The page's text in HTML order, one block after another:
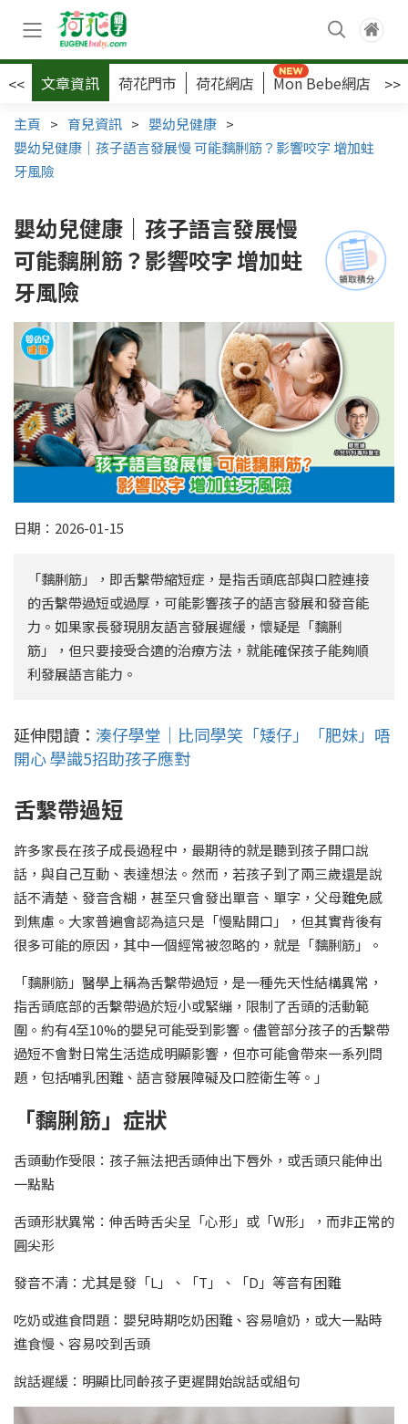
<< 文章資訊 荷花門市 荷花網店 Mon Bebe網店 >>
主頁 > 育兒資訊 > 嬰幼兒健康 >
嬰幼兒健康｜孩子語言發展慢 可能黐脷筋？影響咬字 增加蛀
牙風險
嬰幼兒健康｜孩子語言發展慢
可能黐脷筋？影響咬字 增加蛀
牙風險
日期：2026-01-15
「黐脷筋」，即舌繫帶縮短症，是指舌頭底部與口腔連接
的舌繫帶過短或過厚，可能影響孩子的語言發展和發音能
力。如果家長發現朋友語言發展遲緩，懷疑是「黐脷
筋」，但只要接受合適的治療方法，就能確保孩子能夠順
利發展語言能力。
延伸閱讀： 湊仔學堂｜比同學笑「矮仔」「肥妹」唔
開心 學識5招助孩子應對
舌繫帶過短
許多家長在孩子成長過程中，最期待的就是聽到孩子開口說
話，與自己互動、表達想法。然而，若孩子到了兩三歲還是說
話不清楚、發音含糊，甚至只會發出單音、單字，父母難免感
到焦慮。大家普遍會認為這只是「慢點開口」，但其實背後有
很多可能的原因，其中一個經常被忽略的，就是「黐脷筋」。
「黐脷筋」醫學上稱為舌繫帶過短，是一種先天性結構異常，
指舌頭底部的舌繫帶過於短小或緊繃，限制了舌頭的活動範
圍。約有4至10%的嬰兒可能受到影響。儘管部分孩子的舌繫帶
過短不會對日常生活造成明顯影響，但亦可能會帶來一系列問
題，包括哺乳困難、語言發展障礙及口腔衛生等。」
「黐脷筋」症狀
舌頭動作受限：孩子無法把舌頭伸出下唇外，或舌頭只能伸出
一點點
舌頭形狀異常：伸舌時舌尖呈「心形」或「W形」，而非正常的
圓尖形
發音不清：尤其是發「L」、「T」、「D」等音有困難
吃奶或進食問題：嬰兒時期吃奶困難、容易嗆奶，或大一點時
進食慢、容易咬到舌頭
說話遲緩：明顯比同齡孩子更遲開始說話或組句